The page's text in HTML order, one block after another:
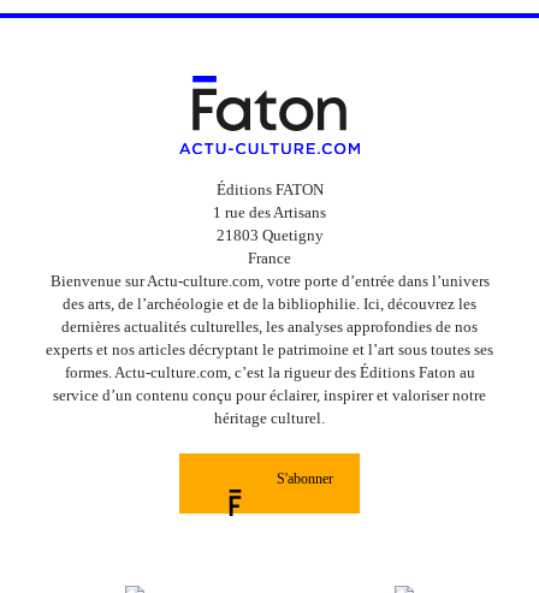
Éditions FATON
1 rue des Artisans
21803 Quetigny
France
Bienvenue sur Actu-culture.com, votre porte d’entrée dans l’univers
des arts, de l’archéologie et de la bibliophilie. Ici, découvrez les
dernières actualités culturelles, les analyses approfondies de nos
experts et nos articles décryptant le patrimoine et l’art sous toutes ses
formes. Actu-culture.com, c’est la rigueur des Éditions Faton au
service d’un contenu conçu pour éclairer, inspirer et valoriser notre
héritage culturel.
S'abonner